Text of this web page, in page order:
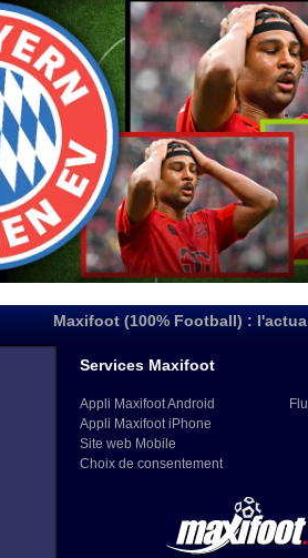
Maxifoot (100% Football) :
Services Maxifoot
Appli Maxifoot Android
Appli Maxifoot iPhone
Site web Mobile
Choix de consentement